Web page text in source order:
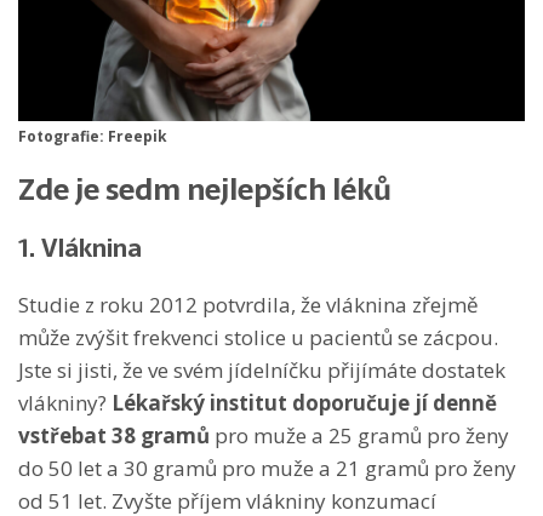
Fotografie: Freepik
Zde je sedm nejlepších léků
1. Vláknina
Studie z roku 2012 potvrdila, že vláknina zřejmě
může zvýšit frekvenci stolice u pacientů se zácpou.
Jste si jisti, že ve svém jídelníčku přijímáte dostatek
vlákniny? Lékařský institut doporučuje jí denně
vstřebat 38 gramů pro muže a 25 gramů pro ženy
do 50 let a 30 gramů pro muže a 21 gramů pro ženy
od 51 let. Zvyšte příjem vlákniny konzumací